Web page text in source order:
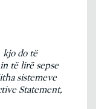
kjo do të
të lirë sepse
sistemeve
Statement,